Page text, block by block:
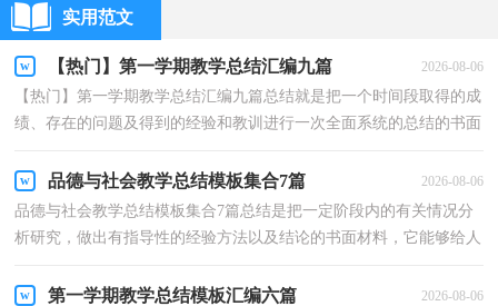
实用范文
【热门】第一学期教学总结汇编九篇 2026-08-06
【热门】第一学期教学总结汇编九篇总结就是把一个时间段取得的成
绩、存在的问题及得到的经验和教训进行一次全面系统的总结的书面
品德与社会教学总结模板集合7篇 2026-08-06
品德与社会教学总结模板集合7篇总结是把一定阶段内的有关情况分
析研究，做出有指导性的经验方法以及结论的书面材料，它能够给人
第一学期教学总结模板汇编六篇 2026-08-06